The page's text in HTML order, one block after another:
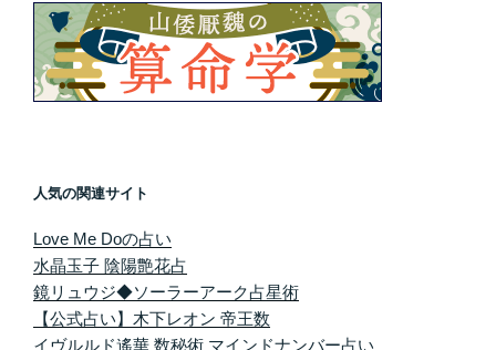
人気の関連サイト
Love Me Doの占い
水晶玉子 陰陽艶花占
鏡リュウジ◆ソーラーアーク占星術
【公式占い】木下レオン 帝王数
イヴルルド遙華 数秘術 マインドナンバー占い